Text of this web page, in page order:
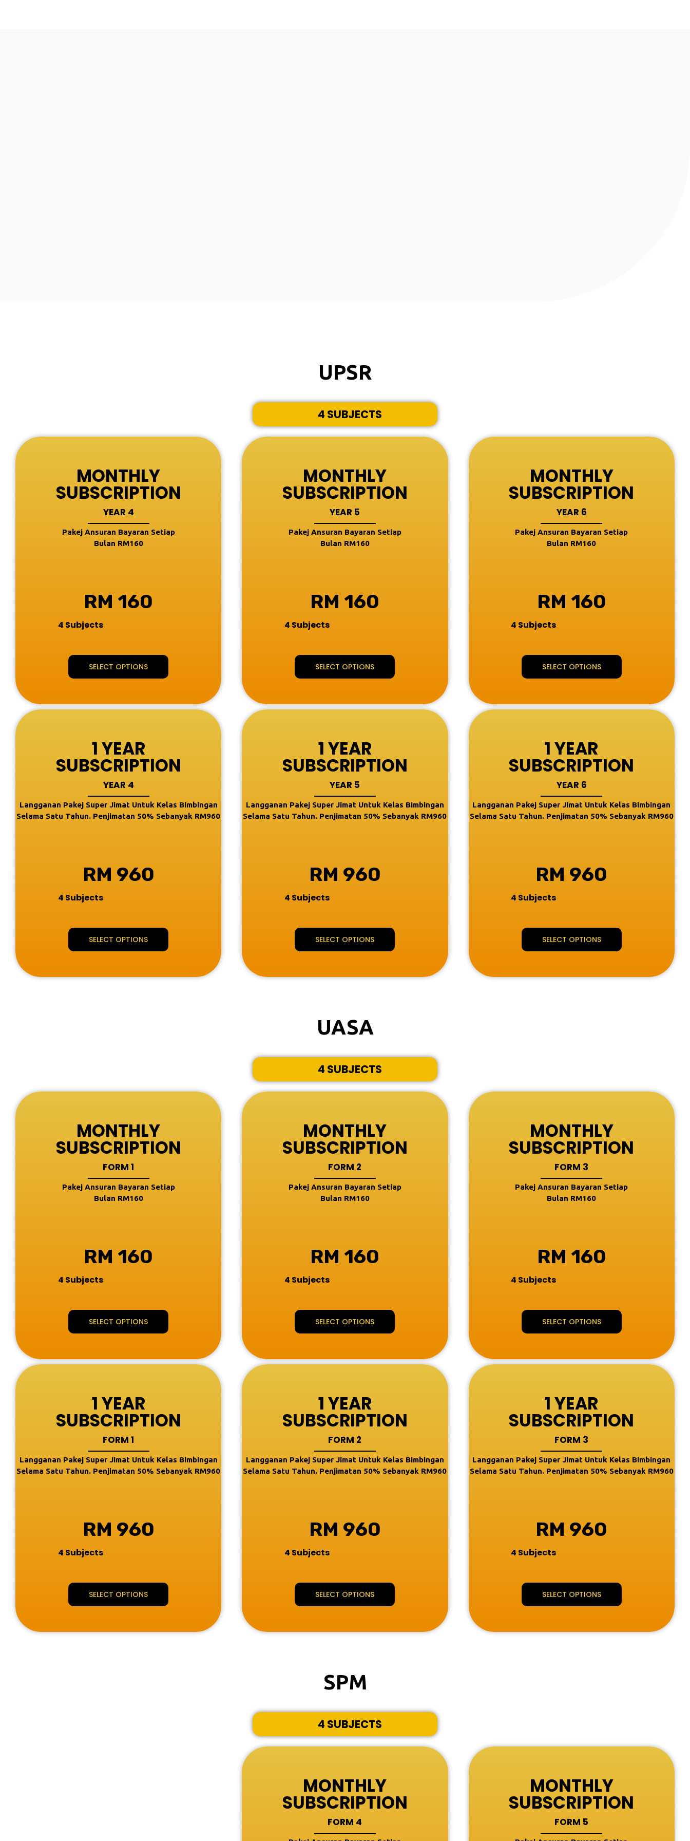
UPSR
4 SUBJECTS
MONTHLY
SUBSCRIPTION
YEAR 4
Pakej Ansuran Bayaran Setiap
Bulan RM160
RM 160
4 Subjects
SELECT OPTIONS
MONTHLY
SUBSCRIPTION
YEAR 5
Pakej Ansuran Bayaran Setiap
Bulan RM160
RM 160
4 Subjects
SELECT OPTIONS
MONTHLY
SUBSCRIPTION
YEAR 6
Pakej Ansuran Bayaran Setiap
Bulan RM160
RM 160
4 Subjects
SELECT OPTIONS
1 YEAR
SUBSCRIPTION
YEAR 4
Langganan Pakej Super Jimat Untuk Kelas Bimbingan
Selama Satu Tahun. Penjimatan 50% Sebanyak RM960
RM 960
4 Subjects
SELECT OPTIONS
1 YEAR
SUBSCRIPTION
YEAR 5
Langganan Pakej Super Jimat Untuk Kelas Bimbingan
Selama Satu Tahun. Penjimatan 50% Sebanyak RM960
RM 960
4 Subjects
SELECT OPTIONS
1 YEAR
SUBSCRIPTION
YEAR 6
Langganan Pakej Super Jimat Untuk Kelas Bimbingan
Selama Satu Tahun. Penjimatan 50% Sebanyak RM960
RM 960
4 Subjects
SELECT OPTIONS
UASA
4 SUBJECTS
MONTHLY
SUBSCRIPTION
FORM 1
Pakej Ansuran Bayaran Setiap
Bulan RM160
RM 160
4 Subjects
SELECT OPTIONS
MONTHLY
SUBSCRIPTION
FORM 2
Pakej Ansuran Bayaran Setiap
Bulan RM160
RM 160
4 Subjects
SELECT OPTIONS
MONTHLY
SUBSCRIPTION
FORM 3
Pakej Ansuran Bayaran Setiap
Bulan RM160
RM 160
4 Subjects
SELECT OPTIONS
1 YEAR
SUBSCRIPTION
FORM 1
Langganan Pakej Super Jimat Untuk Kelas Bimbingan
Selama Satu Tahun. Penjimatan 50% Sebanyak RM960
RM 960
4 Subjects
SELECT OPTIONS
1 YEAR
SUBSCRIPTION
FORM 2
Langganan Pakej Super Jimat Untuk Kelas Bimbingan
Selama Satu Tahun. Penjimatan 50% Sebanyak RM960
RM 960
4 Subjects
SELECT OPTIONS
1 YEAR
SUBSCRIPTION
FORM 3
Langganan Pakej Super Jimat Untuk Kelas Bimbingan
Selama Satu Tahun. Penjimatan 50% Sebanyak RM960
RM 960
4 Subjects
SELECT OPTIONS
SPM
4 SUBJECTS
MONTHLY
SUBSCRIPTION
FORM 4
MONTHLY
SUBSCRIPTION
FORM 5